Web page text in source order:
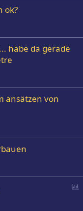
ok?
habe da gerade
ansätzen von